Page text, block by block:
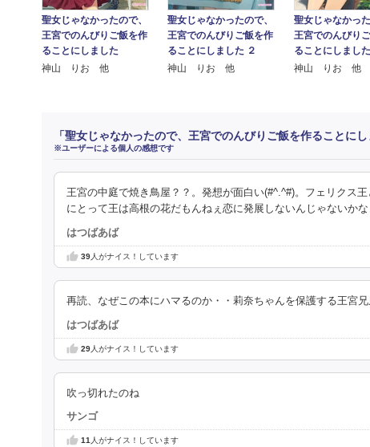
聖女じゃなかったので、
王宮でのんびりご飯を作
ることにしました
神山 りお 他
聖女じゃなかったので、
王宮でのんびりご飯を作
ることにしました ２
神山 りお 他
聖女じゃなかった
王宮でのんびり
ることにしまし
神山 りお 他
「聖女じゃなかったので、王宮でのんびりご飯を作ることに
※ユーザーによる個人の感想です
王宮の中庭で焼き鳥屋？？。発想が面白い(#^.^#)。フェリクス
にとって王は高根の花だもんねぇ恋に発展しないんじゃないかな
はつばあば
39人がナイス！しています
再読、なぜこの本にハマるのか・・莉奈ちゃんを保護する王宮
はつばあば
29人がナイス！しています
吹っ切れたのね
サンゴ
11人がナイス！しています